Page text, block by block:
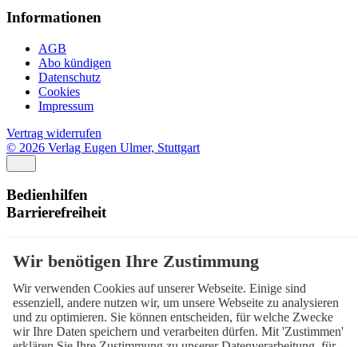
Informationen
AGB
Abo kündigen
Datenschutz
Cookies
Impressum
Vertrag widerrufen
© 2026 Verlag Eugen Ulmer, Stuttgart
Bedienhilfen
Barrierefreiheit
Normal
Kontrast
Normal Hoch Normal
Wir verwenden Cookies auf unserer Webseite. Einige sind
essenziell, andere nutzen wir, um unsere Webseite zu analysieren
und zu optimieren. Sie können entscheiden, für welche Zwecke
wir Ihre Daten speichern und verarbeiten dürfen. Mit 'Zustimmen'